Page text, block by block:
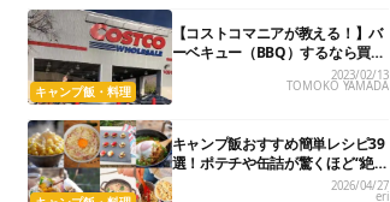
キャンプ飯・料理
【コストコマニアが教える！】バ
ーベキュー（BBQ）するなら買っ
ておきたい５つの食材
2023/02/13
TOMOKO YAMADA
キャンプ飯おすすめ簡単レシピ39
選！ポテチや缶詰が驚くほど“絶
品に化ける”
2026/04/27
eri